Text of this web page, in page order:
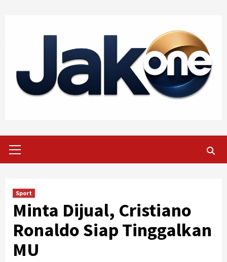
Menu
Sport
Minta Dijual, Cristiano
Ronaldo Siap Tinggalkan
MU